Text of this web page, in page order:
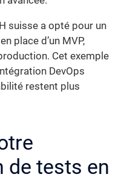
suisse a opté pour un
place d’un MVP,
Cet exemple
DevOps
restent plus
tests en